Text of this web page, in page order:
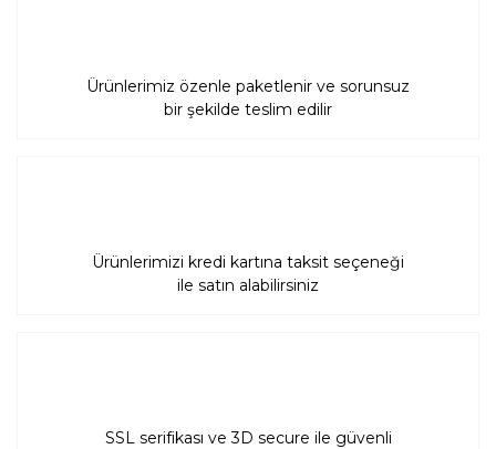
Ürünlerimiz özenle paketlenir ve sorunsuz
bir şekilde teslim edilir
Ürünlerimizi kredi kartına taksit seçeneği
ile satın alabilirsiniz
SSL serifikası ve 3D secure ile güvenli